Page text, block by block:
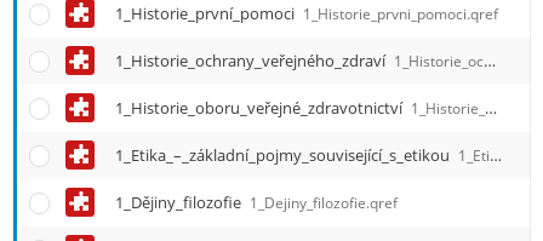
1_Historie_první_pomoci 1_Historie_prvni_pomoci.qref
1_Historie_ochrany_veřejného_zdraví 1_Historie_ochrany_verejneho_zdravi.qref
1_Historie_oboru_veřejné_zdravotnictví 1_Historie_oboru_verejne_zdravotnictvi.qref
1_Etika_–_základní_pojmy_související_s_etikou 1_Etika_O_zakladni_pojmy_souvisejici_s_etikou.qref
1_Dějiny_filozofie 1_Dejiny_filozofie.qref